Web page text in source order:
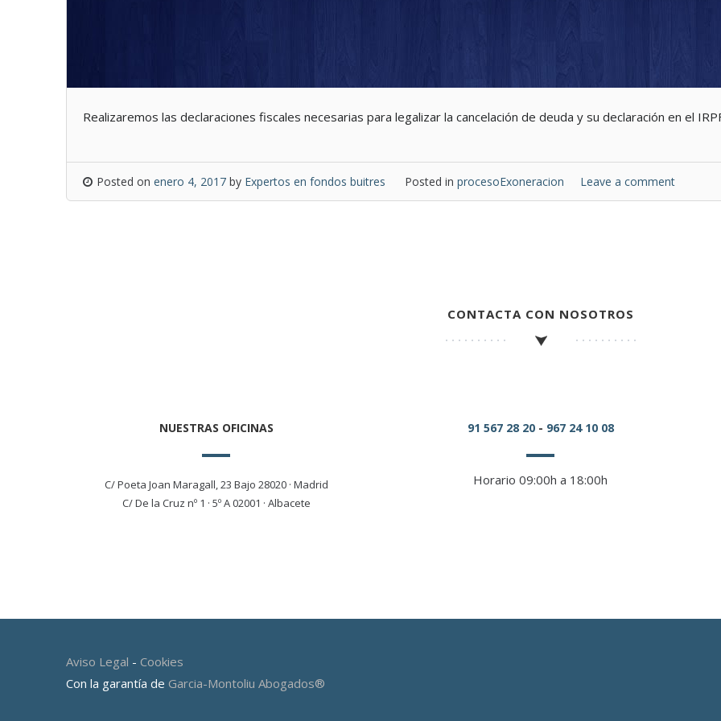
Realizaremos las declaraciones fiscales necesarias para legalizar la cancelación de deuda y su declaración en el
Posted on enero 4, 2017 by Expertos en fondos buitres Posted in procesoExoneracion Leave a comment
CONTACTA CON NOSOTROS
NUESTRAS OFICINAS
C/ Poeta Joan Maragall, 23 Bajo 28020 · Madrid
C/ De la Cruz nº 1 · 5º A 02001 · Albacete
91 567 28 20- 967 24 10 08
Horario 09:00h a 18:00h
Aviso Legal - Cookies
Con la garantía de Garcia-Montoliu Abogados®